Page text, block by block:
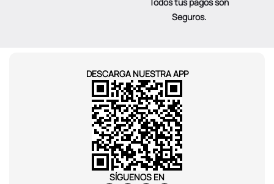
Seguros.
DESCARGA NUESTRA APP
SÍGUENOS EN